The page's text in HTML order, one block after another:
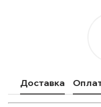
Доставка